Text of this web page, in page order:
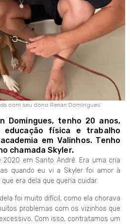
com seu dono Renan Domingues
Domingues, tenho 20 anos,
física e trabalho
em Valinhos. Tenho
chamada Skyler.
2020 em Santo André. Era uma cria
quando eu vi a Skyler foi amor à
era dela que queria cuidar.
foi muito difícil, como ela chorava
problemas com os vizinhos que
Com isso, contratamos um